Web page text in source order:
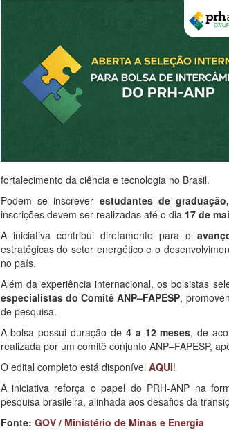
fortalecimento da ciência e tecnologia no Brasil.
Podem se inscrever estudantes de
inscrições devem ser realizadas até o dia 17 de
A iniciativa contribui diretamente para o
estratégicas do setor energético e o
no país.
Além da experiência internacional, os bolsistas
especialistas do Comitê ANP–FAPESP,
de pesquisa.
A bolsa possui duração de 4 a 12 meses, de
realizada por um comitê conjunto ANP–FAPESP,
O edital completo está disponível AQUI!
A iniciativa reforça o papel do PRH-ANP na
pesquisa brasileira, alinhada aos desafios da
Fonte: GOV / Ministério de Minas e Energia